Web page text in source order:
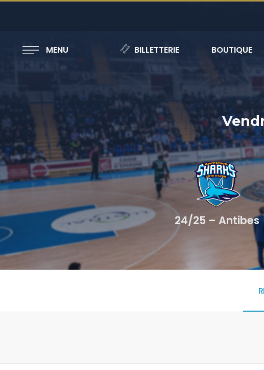
MENU BILLETTERIE BOUTIQUE
24/25 – Antibes